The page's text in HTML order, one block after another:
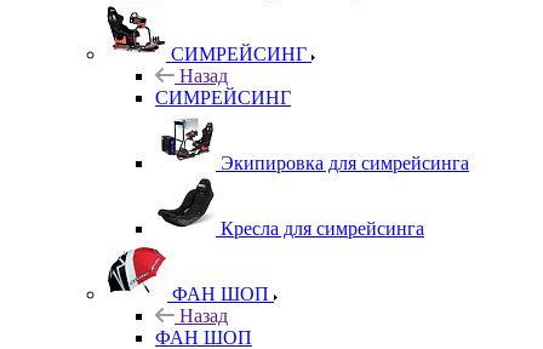
СИМРЕЙСИНГ
Назад
СИМРЕЙСИНГ
Экипировка для симрейсинга
Кресла для симрейсинга
ФАН ШОП
Назад
ФАН ШОП